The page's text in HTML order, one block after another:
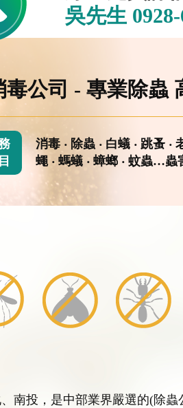
吳先生
毒公司 - 專業除蟲
消毒 ‧ 除蟲 ‧ 白蟻 ‧ 跳蚤 ‧
蠅 ‧ 螞蟻 ‧ 蟑螂 ‧ 蚊蟲…
南投，是中部業界嚴選的(除蟲